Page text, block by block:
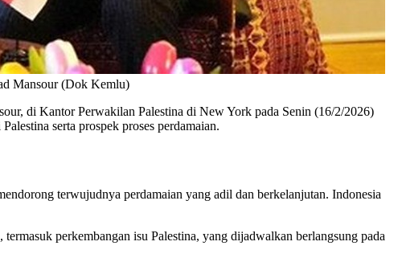
Mansour (Dok Kemlu)
di Kantor Perwakilan Palestina di New York pada Senin (16/2/2026)
serta prospek proses perdamaian.
terwujudnya perdamaian yang adil dan berkelanjutan. Indonesia
perkembangan isu Palestina, yang dijadwalkan berlangsung pada